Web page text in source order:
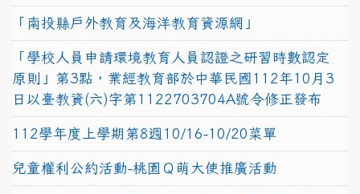
「南投縣戶外教育及海洋教育資源網」
「學校人員申請環境教育人員認證之研習時數認定
原則」第3點，業經教育部於中華民國112年10月3
日以臺教資(六)字第1122703704A號令修正發布
112學年度上學期第8週10/16-10/20菜單
兒童權利公約活動-桃園Ｑ萌大使推廣活動